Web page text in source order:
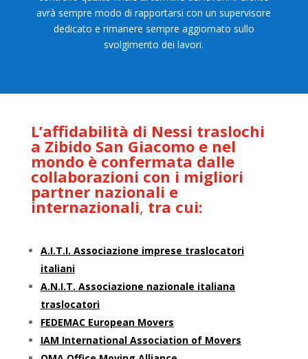
avrà sempre modo di rapportarsi con un supervisore
dedicato e rimanere sempre aggiornato sullo
svolgimento dei lavori.
L’affidabilità di Nessi traslochi
a Zibido San Giacomo e nel
mondo è confermata dalle
collaborazioni con i migliori
partner nazionali e
internazionali, tra cui:
A.I.T.I. Associazione imprese traslocatori
italiani
A.N.I.T. Associazione nazionale italiana
traslocatori
FEDEMAC European Movers
IAM International Association of Movers